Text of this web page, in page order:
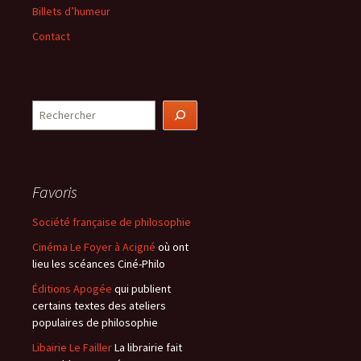
Billets d’humeur
Contact
Rechercher
Favoris
Société française de philosophie
Cinéma Le Foyer à Acigné où ont
lieu les scéances Ciné-Philo
Éditions Apogée qui publient
certains textes des ateliers
populaires de philosophie
Libairie Le FaillerLa librairie fait